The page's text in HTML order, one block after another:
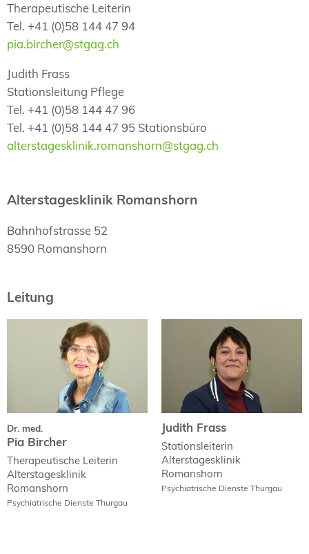
Therapeutische Leiterin
Tel. +41 (0)58 144 47 94
pia.bircher@stgag.ch
Judith Frass
Stationsleitung Pflege
Tel. +41 (0)58 144 47 96
Tel. +41 (0)58 144 47 95 Stationsbüro
alterstagesklinik.romanshorn@stgag.ch
Alterstagesklinik Romanshorn
Bahnhofstrasse 52
8590 Romanshorn
Leitung
Dr. med.
Pia Bircher
Therapeutische Leiterin
Alterstagesklinik
Romanshorn
Psychiatrische Dienste Thurgau
Pia Bircher
Judith Frass
Stationsleiterin
Alterstagesklinik
Romanshorn
Psychiatrische Dienste Thurgau
Judith Frass